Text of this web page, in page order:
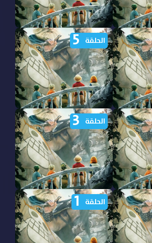
مشاهدة مسلسل One Piece
الموسم الثاني الحلقة 8
مشاهدة مسلسل One Piece
الموسم الثاني الحلقة 7
مترجمة
مشاهدة مسلسل One Piece
الموسم الثاني الحلقة 6
مشاهدة مسلسل One Piece
الموسم الثاني الحلقة 5
مترجمة
الحلقة 5
مشاهدة مسلسل One Piece
الموسم الثاني الحلقة 4
مشاهدة مسلسل One Piece
الموسم الثاني الحلقة 3
مترجمة
الحلقة 3
الحلقة 1